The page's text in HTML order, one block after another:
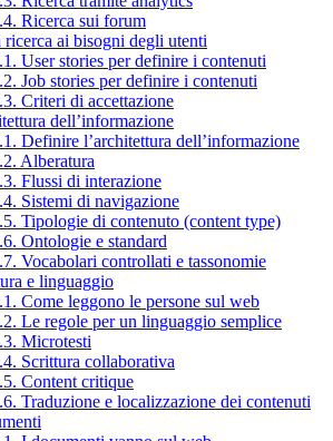
Ricerca sui forum
ai bisogni degli utenti
User stories per definire i contenuti
Job stories per definire i contenuti
Criteri di accettazione
dell’informazione
Definire l’architettura dell’informazione
Alberatura
Flussi di interazione
Sistemi di navigazione
Tipologie di contenuto (content type)
Ontologie e standard
Vocabolari controllati e tassonomie
e linguaggio
Come leggono le persone sul web
Le regole per un linguaggio semplice
Microtesti
Scrittura collaborativa
Content critique
Traduzione e localizzazione dei contenuti